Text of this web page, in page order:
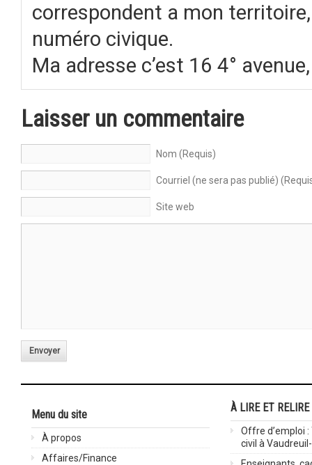
correspondent a mon
numéro civique.
Ma adresse c’est 16 4°
Laisser un commentaire
Nom (Requis)
Courriel (ne sera pas publié)
Site web
Envoyer
Menu du site
À propos
Affaires/Finance
À LIRE ET RELIRE
Offre d’emploi
civil à